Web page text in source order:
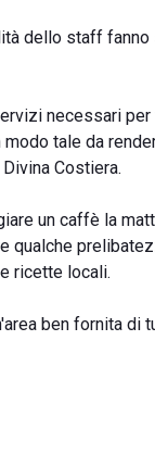
dello staff
necessari
tale da
Costiera.
un caffè la
qualche
ricette locali.
ben fornita